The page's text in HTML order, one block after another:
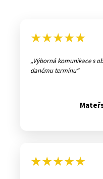
★★★★★
Výborná komunikace s
danému termínu
★★★★★